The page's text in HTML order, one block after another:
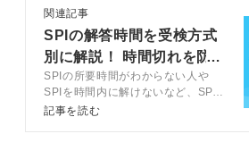
関連記事
SPIの解答時間を受検方式
別に解説！ 時間切れを防
ぐコツ10選も
SPIの所要時間がわからない人や
SPIを時間内に解けないなど、SPI
の時間に関する悩みを持つ人向け
記事を読む